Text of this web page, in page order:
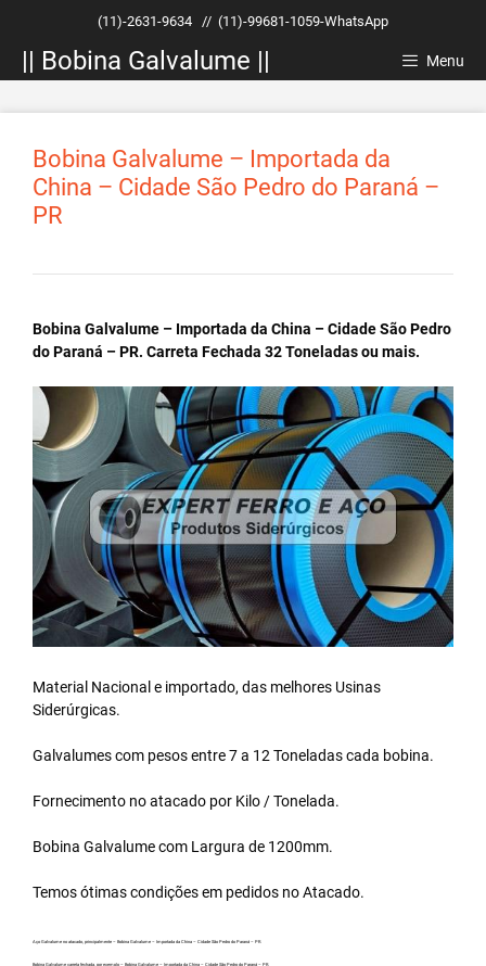
conteúdo
(11)-2631-9634 // (11)-99681-1059-WhatsApp
|| Bobina Galvalume || Menu
Bobina Galvalume – Importada da
China – Cidade São Pedro do Paraná –
PR
Bobina Galvalume – Importada da China – Cidade São Pedro
do Paraná – PR. Carreta Fechada 32 Toneladas ou mais.
Material Nacional e importado, das melhores Usinas
Siderúrgicas.
Galvalumes com pesos entre 7 a 12 Toneladas cada bobina.
Fornecimento no atacado por Kilo / Tonelada.
Bobina Galvalumecom Largura de 1200mm.
Temos ótimas condições em pedidos no Atacado.
Aço Galvalume no atacado, principalmente – Bobina Galvalume – Importada da China – Cidade São Pedro do Paraná – PR.
Bobina Galvalume carreta fechada, por exemplo – Bobina Galvalume – Importada da China – Cidade São Pedro do Paraná – PR.